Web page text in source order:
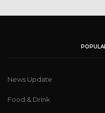
News Update
Food & Drink